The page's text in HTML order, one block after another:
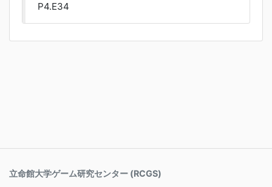
P4.E34
立命館大学ゲーム研究センター (RCGS)